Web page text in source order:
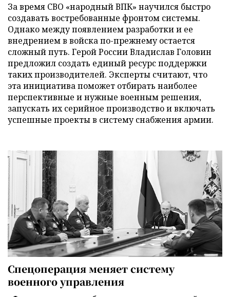
За время СВО «народный ВПК» научился быстро
создавать востребованные фронтом системы.
Однако между появлением разработки и ее
внедрением в войска по-прежнему остается
сложный путь. Герой России Владислав Головин
предложил создать единый ресурс поддержки
таких производителей. Эксперты считают, что
эта инициатива поможет отбирать наиболее
перспективные и нужные военным решения,
запускать их серийное производство и включать
успешные проекты в систему снабжения армии.
Спецоперация меняет систему
военного управления